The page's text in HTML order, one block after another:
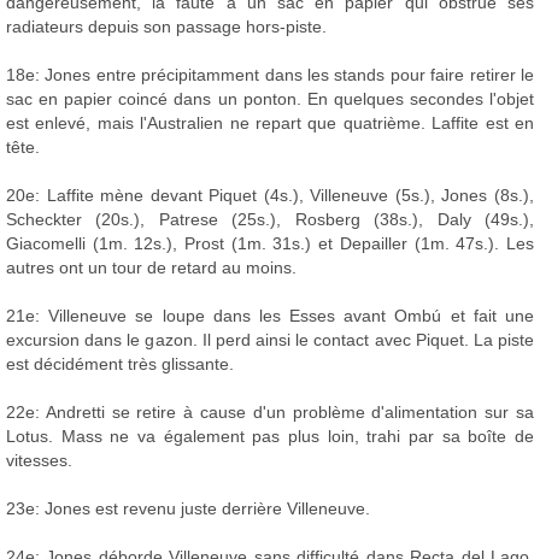
radiateurs depuis son passage hors-piste.
18e: Jones entre précipitamment dans les stands pour faire retirer le
sac en papier coincé dans un ponton. En quelques secondes l'objet
est enlevé, mais l'Australien ne repart que quatrième. Laffite est en
tête.
20e: Laffite mène devant Piquet (4s.), Villeneuve (5s.), Jones (8s.),
Scheckter (20s.), Patrese (25s.), Rosberg (38s.), Daly (49s.),
Giacomelli (1m. 12s.), Prost (1m. 31s.) et Depailler (1m. 47s.). Les
autres ont un tour de retard au moins.
21e: Villeneuve se loupe dans les Esses avant Ombú et fait une
excursion dans le gazon. Il perd ainsi le contact avec Piquet. La piste
est décidément très glissante.
22e: Andretti se retire à cause d'un problème d'alimentation sur sa
Lotus. Mass ne va également pas plus loin, trahi par sa boîte de
vitesses.
23e: Jones est revenu juste derrière Villeneuve.